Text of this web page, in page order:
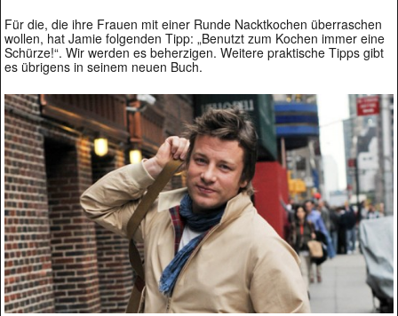
Für die, die ihre Frauen mit einer Runde Nacktkochen überraschen
wollen, hat Jamie folgenden Tipp: „Benutzt zum Kochen immer eine
Schürze!“. Wir werden es beherzigen. Weitere praktische Tipps gibt
es übrigens in seinem neuen Buch.